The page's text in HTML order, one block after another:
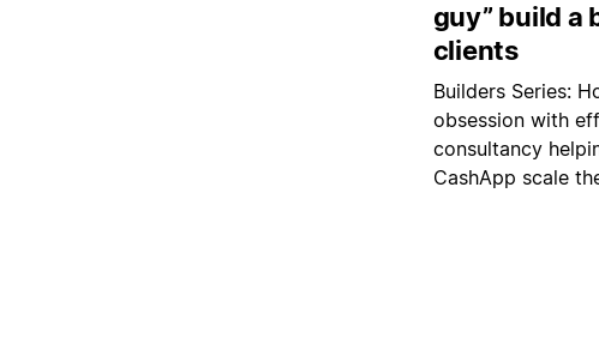
guy” build a
clients
Builders Series:
obsession with
consultancy
CashApp scale